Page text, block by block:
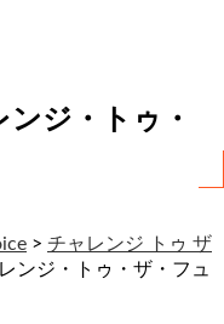
ンジ・トゥ・
> チャレンジ トゥ ザ
ンジ・トゥ・ザ・フュ